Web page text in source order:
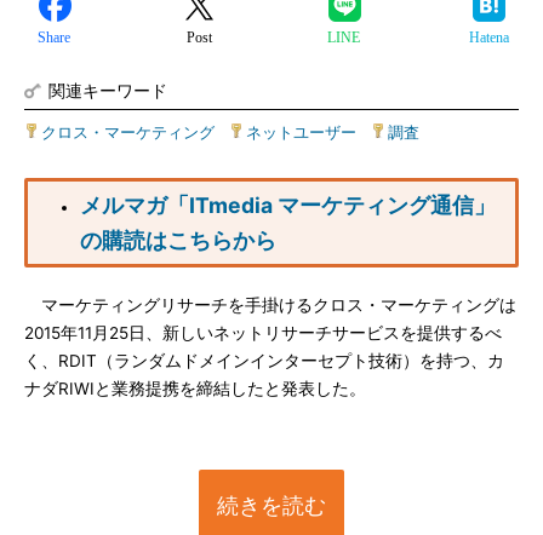
Share Post LINE Hatena
関連キーワード
クロス・マーケティング ネットユーザー 調査
メルマガ「ITmedia マーケティング通信」
の購読はこちらから
マーケティングリサーチを手掛けるクロス・マーケティングは
2015年11月25日、新しいネットリサーチサービスを提供するべ
く、RDIT（ランダムドメインインターセプト技術）を持つ、カ
ナダRIWIと業務提携を締結したと発表した。
続きを読む